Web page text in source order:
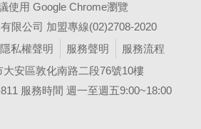
使用 Google Chrome瀏覽
限公司 加盟專線(02)2708-2020
隱私權聲明 服務聲明
服務流程
安區敦化南路二段76號10樓
服務時間 週一至週五9:00~18:00